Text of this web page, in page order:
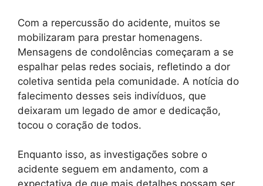
Com a repercussão do acidente, muitos se
mobilizaram para prestar homenagens.
Mensagens de condolências começaram a se
espalhar pelas redes sociais, refletindo a dor
coletiva sentida pela comunidade. A notícia do
falecimento desses seis indivíduos, que
deixaram um legado de amor e dedicação,
tocou o coração de todos.
Enquanto isso, as investigações sobre o
acidente seguem em andamento, com a